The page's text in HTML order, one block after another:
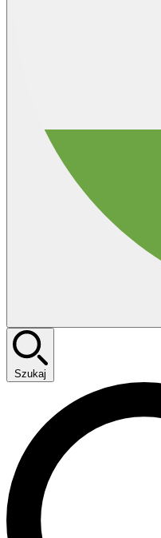
Szukaj